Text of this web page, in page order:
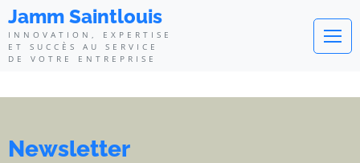
Jamm Saintlouis - Innovation,
Jamm Saintlouis
INNOVATION, EXPERTISE
ET SUCCÈS AU SERVICE
DE VOTRE ENTREPRISE
Newsletter